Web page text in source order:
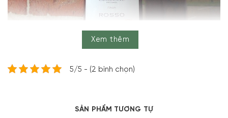
Xem thêm
5/5 - (2 bình chọn)
SẢN PHẨM TƯƠNG TỰ